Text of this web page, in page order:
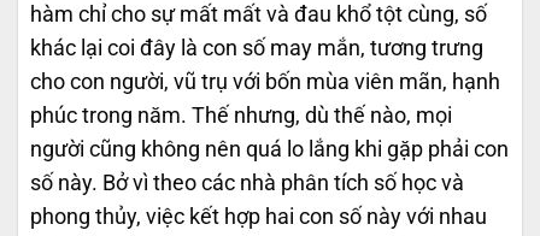
hàm chỉ cho sự mất mất và đau khổ tột cùng, số
khác lại coi đây là con số may mắn, tương trưng
cho con người, vũ trụ với bốn mùa viên mãn, hạnh
phúc trong năm. Thế nhưng, dù thế nào, mọi
người cũng không nên quá lo lắng khi gặp phải con
số này. Bở vì theo các nhà phân tích số học và
phong thủy, việc kết hợp hai con số này với nhau